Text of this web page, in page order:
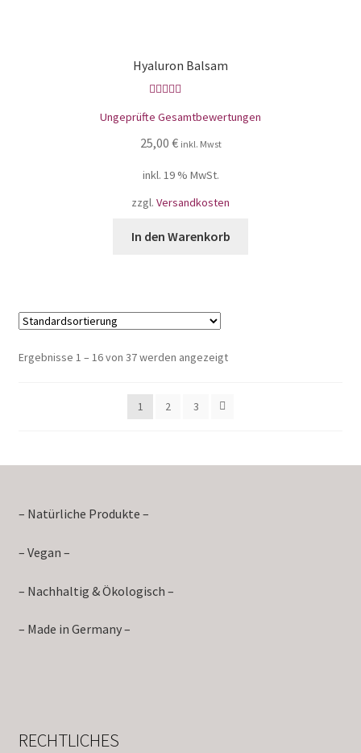
Hyaluron Balsam
5.00von 5
Ungeprüfte Gesamtbewertungen
25,00 € inkl. Mwst
inkl. 19 % MwSt.
zzgl. Versandkosten
In den Warenkorb
Ergebnisse 1 – 16 von 37 werden angezeigt
1 2 3
– Natürliche Produkte –
– Vegan –
– Nachhaltig & Ökologisch –
– Made in Germany –
RECHTLICHES